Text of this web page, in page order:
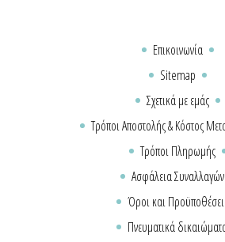
Επικοινωνία
Sitemap
Σχετικά με εμάς
Τρόποι Αποστολής & Κόστος
Τρόποι Πληρωμής
Ασφάλεια Συναλλαγών
Όροι και
Πνευματικά